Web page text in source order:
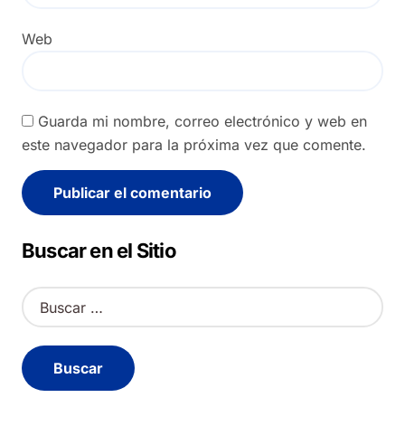
Web
Guarda mi nombre, correo electrónico y web en
este navegador para la próxima vez que comente.
Alternative:
Buscar en el Sitio
B
u
c
a